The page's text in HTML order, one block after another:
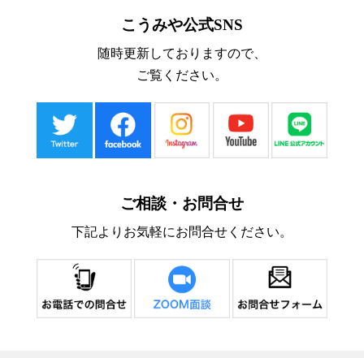
こうみや公式SNS
随時更新しておりますので、
ご覧ください。
ご相談・お問合せ
下記よりお気軽にお問合せください。